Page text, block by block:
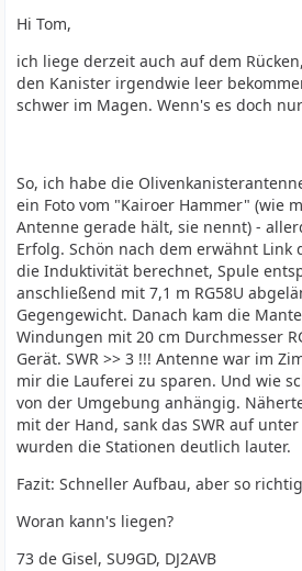
Hi Tom,
ich liege derzeit auch auf dem
den Kanister irgendwie leer
schwer im Magen. Wenn's es doch
So, ich habe die
ein Foto vom "Kairoer Hammer" (wie
Antenne gerade hält, sie nennt) -
Erfolg. Schön nach dem erwähnt Link
die Induktivität berechnet, Spule
anschließend mit 7,1 m RG58U
Gegengewicht. Danach kam die
Windungen mit 20 cm Durchmesser
Gerät. SWR >> 3 !!! Antenne war im
mir die Lauferei zu sparen. Und wie
von der Umgebung anhängig.
mit der Hand, sank das SWR auf
wurden die Stationen deutlich lauter.
Fazit: Schneller Aufbau, aber so
Woran kann's liegen?
73 de Gisel, SU9GD, DJ2AVB